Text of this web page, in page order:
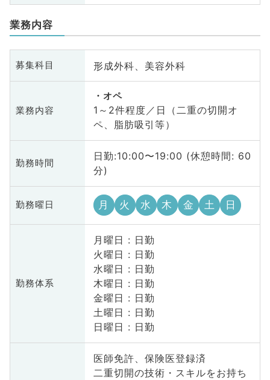
業務内容
募集科目 形成外科、美容外科
業務内容
オペ
1～2件程度／日（二重の切開オ
ペ、脂肪吸引等）
勤務時間
日勤:10:00〜19:00 (休憩時間: 60
分)
勤務曜日 月 火 水 木 金 土 日
勤務体系
月曜日 : 日勤
火曜日 : 日勤
水曜日 : 日勤
木曜日 : 日勤
金曜日 : 日勤
土曜日 : 日勤
日曜日 : 日勤
医師免許、保険医登録済
二重切開の技術・スキルをお持ち